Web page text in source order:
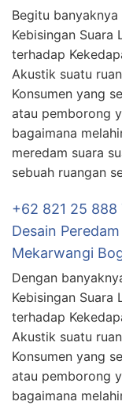
Begitu
Kebisingan Suara
terhadap
Akustik suatu
Konsumen yang
atau pemborong
bagaimana
meredam suara
sebuah ruangan
+62 821 25 888
Desain
Mekarwangi
Dengan
Kebisingan Suara
terhadap
Akustik suatu
Konsumen yang
atau pemborong
bagaimana